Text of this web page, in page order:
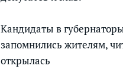
Кандидаты в
запомнились жителям,
открылась